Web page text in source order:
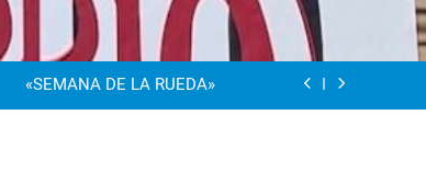
Dia De La Familia
«SEMANA DE LA RUEDA»